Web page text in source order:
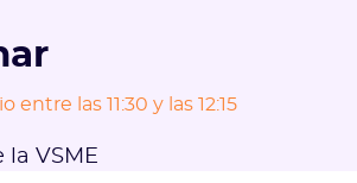
entre las 11:30 y las 12:15
la VSME